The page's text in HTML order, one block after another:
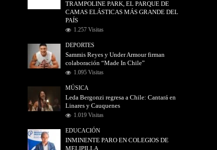
TRAMPOLINE PARK, EL PARQUE DE
CAMAS ELÁSTICAS MÁS GRANDE DEL
PAÍS
1.257 Visitas
DEPORTES
Sammis Reyes y Under Armour firman
colaboración “Made In Chile”
1.095 Visitas
MÚSICA
Leda Bergonzi regresa a Chile: Cantará en
Linares y Cauquenes
1.019 Visitas
EDUCACIÓN
INMINENTE PARO EN COLEGIOS DE
MELIPILLA